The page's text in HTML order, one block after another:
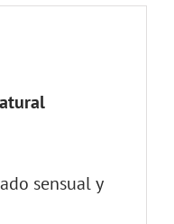
sensual y